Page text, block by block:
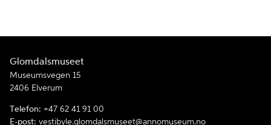
Glomdalsmuseet
Museumsvegen 15
2406 Elverum
Telefon: +47 62 41 91 00
E-post: vestibyle.glomdalsmuseet@annomuseum.no